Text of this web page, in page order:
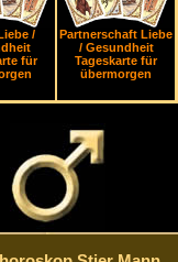
/
für
Partnerschaft Liebe
/ Gesundheit
Tageskarte für
übermorgen